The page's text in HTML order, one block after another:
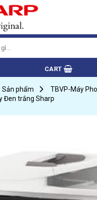
CART
Sản phẩm
TBVP-Máy
Đen trắng Sharp